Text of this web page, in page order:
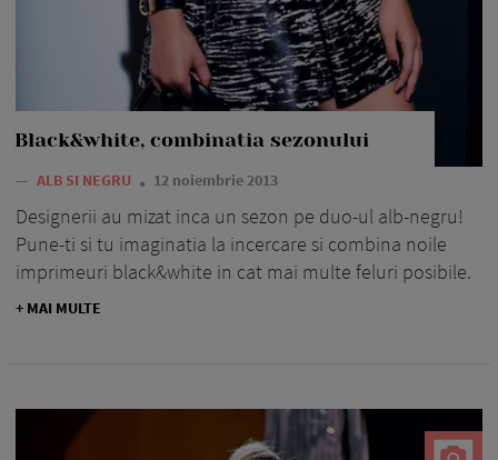
Black&white, combinatia sezonului
— ALB SI NEGRU 12 noiembrie 2013
Designerii au mizat inca un sezon pe duo-ul alb-negru!
Pune-ti si tu imaginatia la incercare si combina noile
imprimeuri black&white in cat mai multe feluri posibile.
+ MAI MULTE